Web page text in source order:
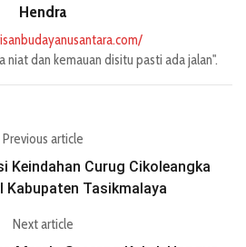
Hendra
niat dan kemauan disitu pasti ada jalan".
Previous article
Keindahan Curug Cikoleangka
Kabupaten Tasikmalaya
Next article